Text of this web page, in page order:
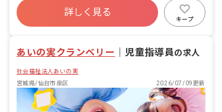
詳しく見る
キープ
あいの実クランベリー ｜児童指導員の求人
社会福祉法人あいの実
宮城県/仙台市泉区
2026/07/09更新